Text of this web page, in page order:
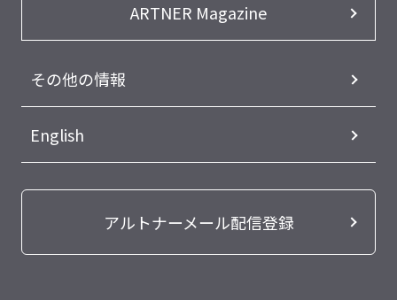
ARTNER Magazine
その他の情報
English
アルトナーメール配信登録